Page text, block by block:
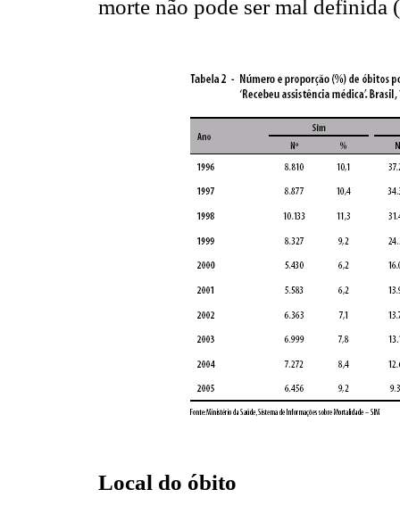
morte não pode ser mal definida (
Local do óbito